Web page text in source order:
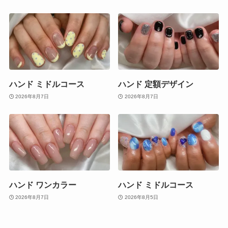
ハンド ミドルコース
2026年8月7日
ハンド 定額デザイン
2026年8月7日
ハンド ワンカラー
2026年8月7日
ハンド ミドルコース
2026年8月5日